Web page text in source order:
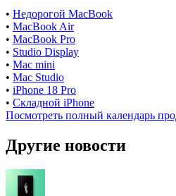
• Недорогой MacBook
• MacBook Air
• MacBook Pro
• Studio Display
• Mac mini
• Mac Studio
• iPhone 18 Pro
• Складной iPhone
Посмотреть полный календарь
Другие новости